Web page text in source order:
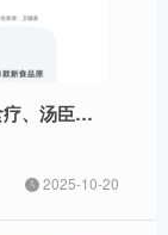
一周要闻|多款三新食品被受理；江中食疗、汤臣倍健、轻上、三得利推新；两家企业获融资
2025-10-20